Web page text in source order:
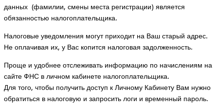
данных (фамилии, смены места регистрации) является
обязанностью налогоплательщика.
Налоговые уведомления могут приходит на Ваш старый адрес.
Не оплачивая их, у Вас копится налоговая задолженность.
Проще и удобнее отслеживать информацию по начислениям на
сайте ФНС в личном кабинете налогоплательщика.
Для того, чтобы получить доступ к Личному Кабинету Вам нужно
обратиться в налоговую и запросить логи и временный пароль.